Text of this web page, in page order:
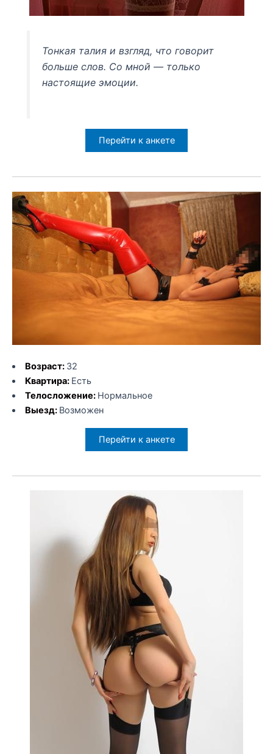
Тонкая талия и взгляд, что говорит
больше слов. Со мной — только
настоящие эмоции.
Перейти к анкете
Возраст: 32
Квартира: Есть
Телосложение: Нормальное
Выезд: Возможен
Перейти к анкете